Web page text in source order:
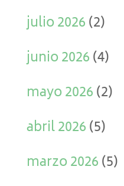
julio 2026(2)
junio 2026(4)
mayo 2026(2)
abril 2026(5)
marzo 2026(5)